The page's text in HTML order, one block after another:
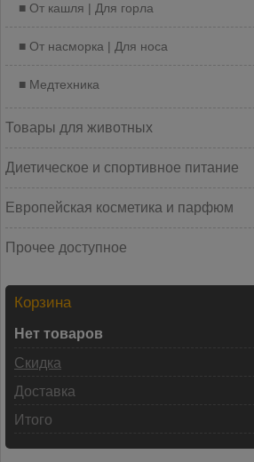
От кашля | Для горла
От насморка | Для носа
Медтехника
Товары для животных
Диетическое и спортивное питание
Европейская косметика и парфюм
Прочее доступное
Корзина
Нет товаров
Скидка
Доставка
Итого